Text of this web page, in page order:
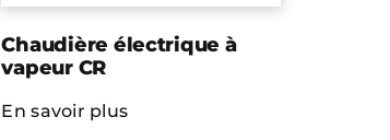
Chaudière électrique à
vapeur CR
En savoir plus